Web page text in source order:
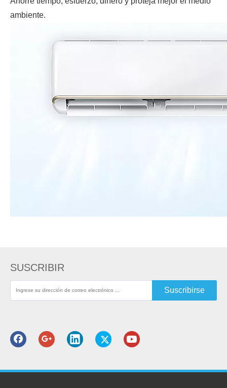
ambiente.
SUSCRIBIR
Suscribirse